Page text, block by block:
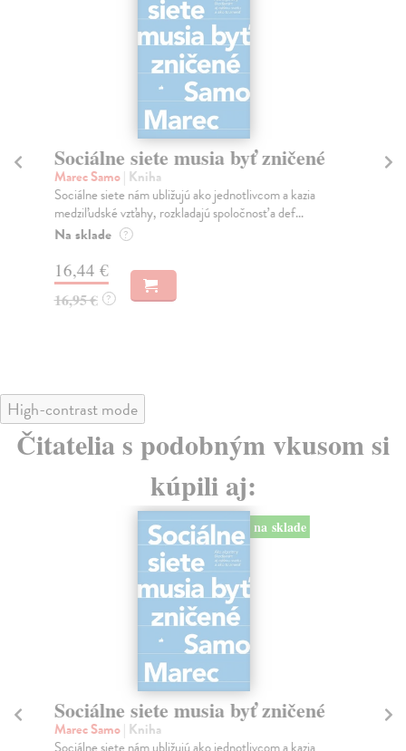
Sociálne siete musia byť zničené
Marec Samo| Kniha
Sociálne siete nám ubližujú ako jednotlivcom a kazia
medziľudské vzťahy, rozkladajú spoločnosť a def...
Na sklade ?
16,44 €
16,95 € ?
High-contrast mode
Čitatelia s podobným vkusom si
kúpili aj:
na sklade
Sociálne siete musia byť zničené
Marec Samo| Kniha